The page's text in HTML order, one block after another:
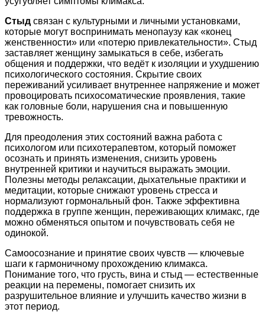
Стыд связан с культурными и личными установками,
которые могут воспринимать менопаузу как «конец
женственности» или «потерю привлекательности». Стыд
заставляет женщину замыкаться в себе, избегать
общения и поддержки, что ведёт к изоляции и ухудшению
психологического состояния. Скрытие своих
переживаний усиливает внутреннее напряжение и может
провоцировать психосоматические проявления, такие
как головные боли, нарушения сна и повышенную
тревожность.
Для преодоления этих состояний важна работа с
психологом или психотерапевтом, который поможет
осознать и принять изменения, снизить уровень
внутренней критики и научиться выражать эмоции.
Полезны методы релаксации, дыхательные практики и
медитации, которые снижают уровень стресса и
нормализуют гормональный фон. Также эффективна
поддержка в группе женщин, переживающих климакс, где
можно обменяться опытом и почувствовать себя не
одинокой.
Самоосознание и принятие своих чувств — ключевые
шаги к гармоничному прохождению климакса.
Понимание того, что грусть, вина и стыд — естественные
реакции на перемены, помогает снизить их
разрушительное влияние и улучшить качество жизни в
этот период.